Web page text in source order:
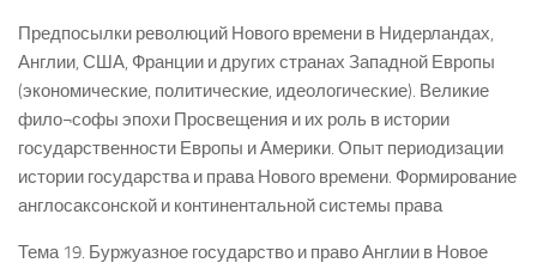
Предпосылки революций Нового времени в Нидерландах,
Англии, США, Франции и других странах Западной Европы
(экономические, политические, идеологические). Великие
фило¬софы эпохи Просвещения и их роль в истории
государственности Европы и Америки. Опыт периодизации
истории государства и права Нового времени. Формирование
англосаксонской и континентальной системы права
Тема 19. Буржуазное государство и право Англии в Новое